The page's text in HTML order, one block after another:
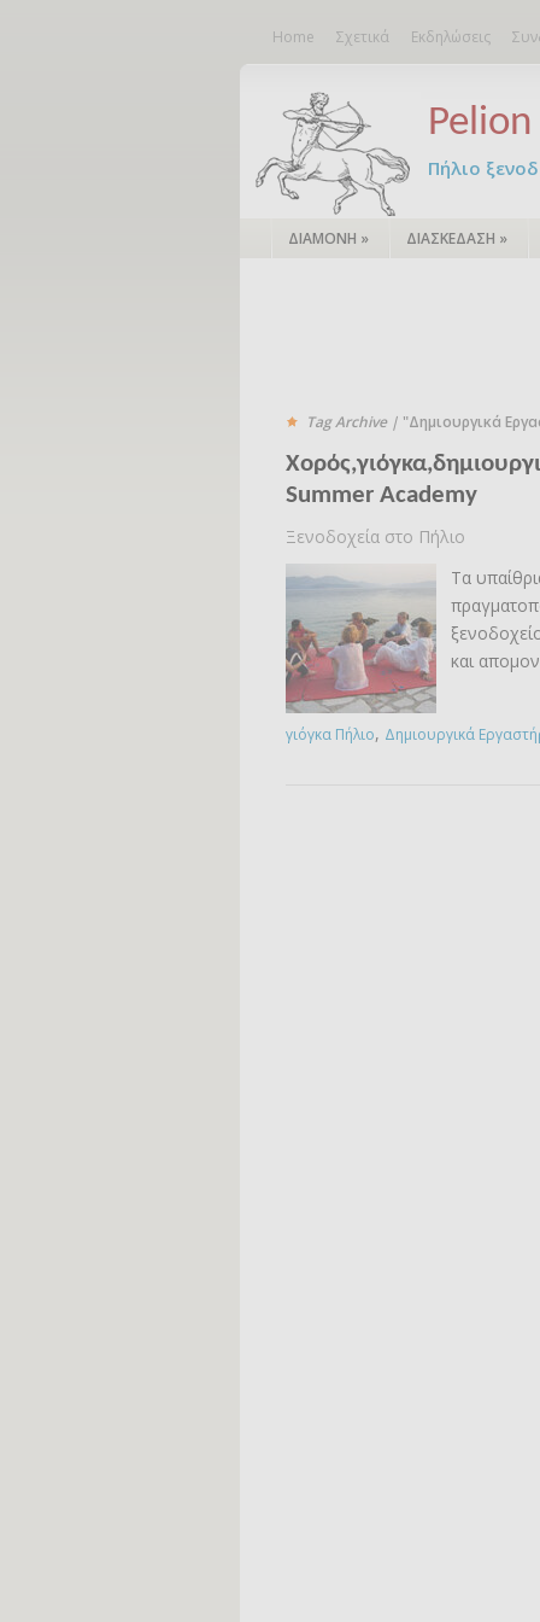
Home Σχετικά Εκδηλώσεις
Πήλιο
ΔΙΑΜΟΝΗ » ΔΙΑΣΚΕΔΑΣΗ »
Tag Archive | "Δημιουργικά
Summer Academy
Ξενοδοχεία στο Πήλιο
Τα
και
γιόγκα Πήλιο, Δημιουργικά